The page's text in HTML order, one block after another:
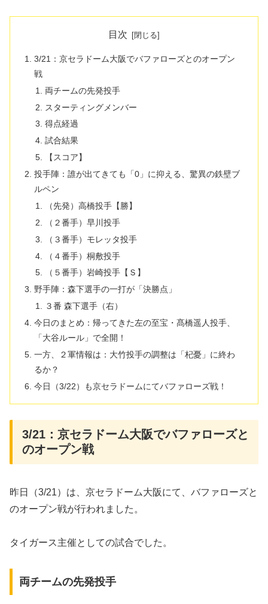
目次
3/21：京セラドーム大阪でバファローズとのオープン
戦
両チームの先発投手
スターティングメンバー
得点経過
試合結果
【スコア】
投手陣：誰が出てきても「0」に抑える、驚異の鉄壁ブ
ルペン
（先発）高橋投手【勝】
​（２番手）早川投手
​（３番手）モレッタ投手
​（４番手）桐敷投手
​（５番手）岩崎投手【Ｓ】
野手陣：森下選手の一打が「決勝点」
​３番 森下選手（右）
​今日のまとめ​：帰ってきた左の至宝・髙橋遥人投手、
「大谷ルール」で全開！
一方、２軍情報は：大竹投手の調整は「杞憂」に終わ
るか？
今日（3/22）も京セラドームにてバファローズ戦！
3/21：京セラドーム大阪でバファローズと
のオープン戦
昨日（3/21）は、京セラドーム大阪にて、バファローズと
のオープン戦が行われました。
タイガース主催としての試合でした。
両チームの先発投手